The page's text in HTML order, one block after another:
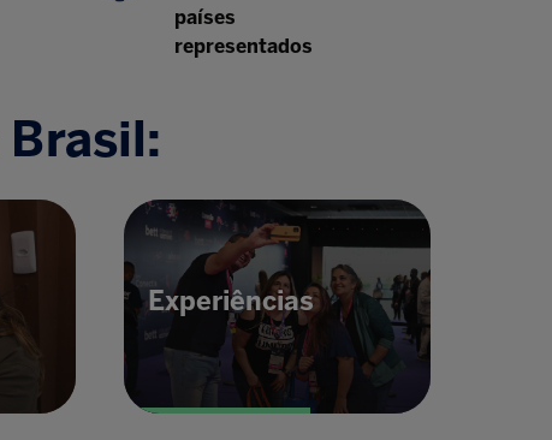
países
representados
Experiências